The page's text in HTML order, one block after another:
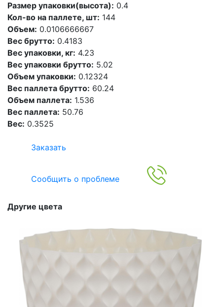
Размер упаковки(высота): 0.4
Кол-во на паллете, шт: 144
Объем: 0.0106666667
Вес брутто: 0.4183
Вес упаковки, кг: 4.23
Вес упаковки брутто: 5.02
Объем упаковки: 0.12324
Вес паллета брутто: 60.24
Объем паллета: 1.536
Вес паллета: 50.76
Вес: 0.3525
Заказать
Сообщить о проблеме
Другие цвета